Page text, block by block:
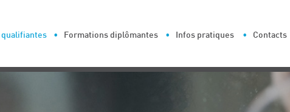
qualifiantes Formations diplômantes Infos pratiques Contacts